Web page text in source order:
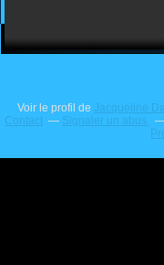
Voir le profil de Jacqueline
Contact
Signaler un abus